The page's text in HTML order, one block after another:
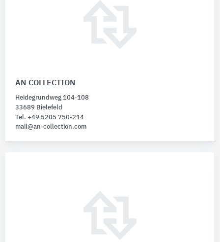
AN COLLECTION
Heidegrundweg 104-108
33689 Bielefeld
Tel. +49 5205 750-214
mail@an-collection.com